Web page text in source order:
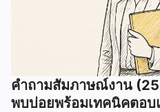
คำถามสัมภาษณ์งาน
พบบ่อยพร้อมเทคนิคตอบ